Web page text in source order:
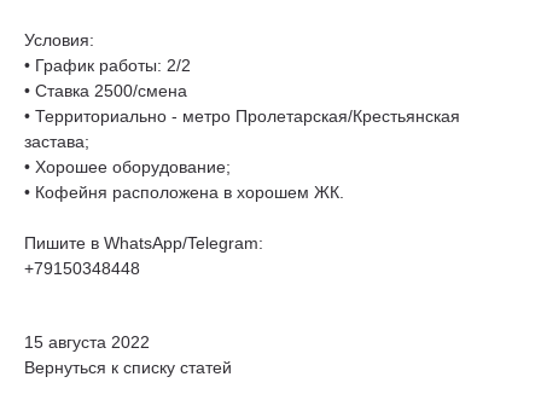
Условия:
• График работы: 2/2
• Ставка 2500/смена
• Территориально - метро Пролетарская/Крестьянская
застава;
• Хорошее оборудование;
• Кофейня расположена в хорошем ЖК.
Пишите в WhatsApp/Telegram:
+79150348448
15 августа 2022
Вернуться к списку статей